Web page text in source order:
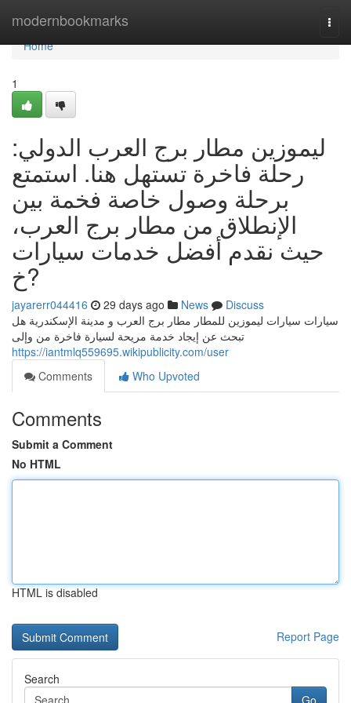
modernbookmarks
Home
Home
1
ليموزين مطار برج العرب الدولي:
رحلة فاخرة تستهل هنا. استمتع
برحلة وصول خاصة فخمة بين
الإنطلاق من مطار برج العرب،
حيث نقدم أفضل خدمات سيارات
خ?
jayarerr044416 29 days ago News
Discuss
سيارات سيارات ليموزين للمطار مطار برج العرب و مدينة الإسكندرية هل
تبحث عن إيجاد خدمة مريحة لسيارة فاخرة من وإلى
https://iantmlq559695.wikipublicity.com/user
Comments
Who Upvoted
Comments
Submit a Comment
No HTML
HTML is disabled
Report Page
Search
Go